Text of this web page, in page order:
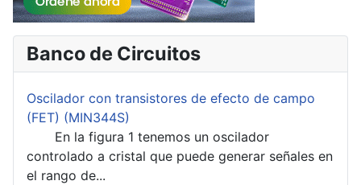
Banco de Circuitos
Oscilador con transistores de efecto de campo
(FET) (MIN344S)
En la figura 1 tenemos un oscilador
controlado a cristal que puede generar señales en
el rango de...